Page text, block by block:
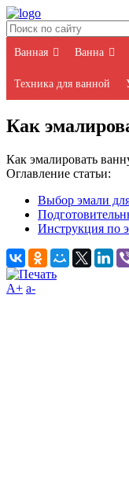
Ванная Ванна
Техника для ванной
Как
Как эмалировать
Оглавление статьи:
Выбор эмали
Инструкция по
A+ а-